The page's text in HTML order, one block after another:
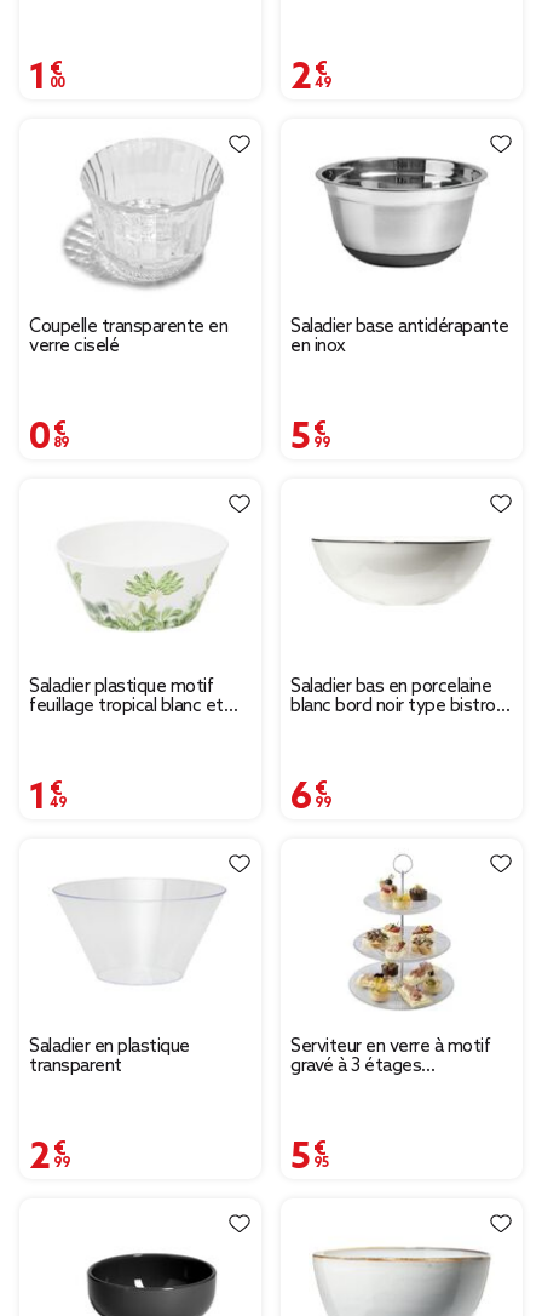
1,00 € 2,49 €
Coupelle transparente en
verre ciselé
0,89 €
Saladier base antidérapante
en inox
5,99 €
Saladier plastique motif
feuillage tropical blanc et
1,49 €
Saladier bas en porcelaine
blanc bord noir type bistrot
6,99 €
Saladier en plastique
transparent
2,99 €
Serviteur en verre à motif
gravé à 3 étages
5,95 €